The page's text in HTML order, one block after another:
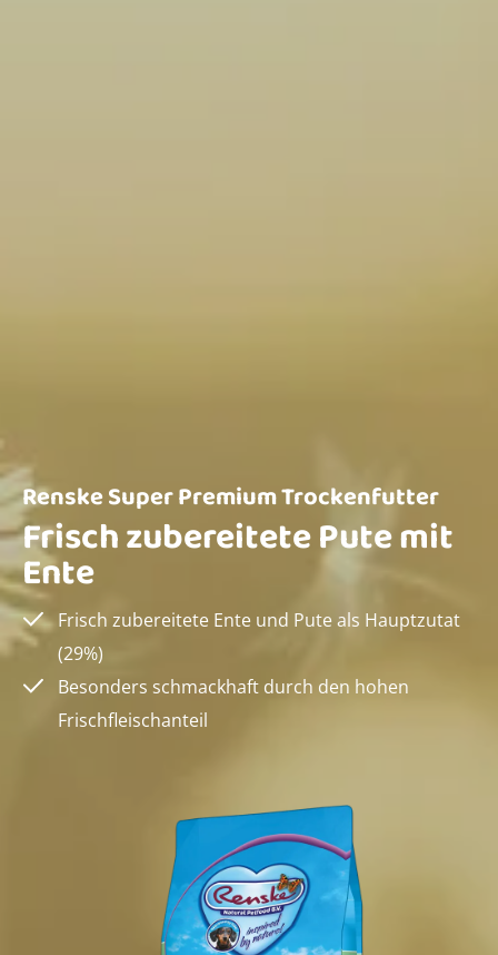
Renske Super Premium Trockenfutter
Frisch zubereitete Pute mit
Ente
Frisch zubereitete Ente und Pute als Hauptzutat
(29%)
Besonders schmackhaft durch den hohen
Frischfleischanteil